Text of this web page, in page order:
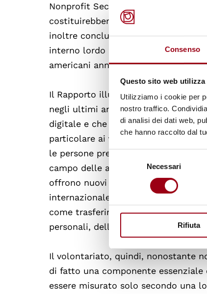
Consenso
Questo sito web
Utilizziamo i cookie per
nostro traffico.
di analisi dei dati web,
che hanno raccolto dal
Selezione
del
Necessari
Rifiuta
Nonprofit Sector Project (CNP) ha
costituirebbero il nono paese più
inoltre concluso che il valore
interno lordo (PIL) di un paese.
americani annui.
Il Rapporto illustra inoltre i trend
negli ultimi anni, riconducibili alle
digitale e che contribuiscono
particolare aifenomeni migratori e ai
le persone prestano servizi di
campo delle attività di volontariato;
offrono nuovi mezzi di
internazionale sottolineano la
come trasferimento delle
personali, della cooperazione
Il volontariato, quindi, nonostante
di fatto una componente
essere misurato solo secondo una